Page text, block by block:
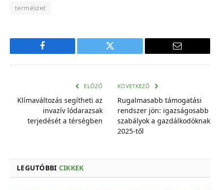
természet
Facebook Twitter
E-
ELŐZŐ
Klímaváltozás segítheti az
invazív lódarazsak
terjedését a térségben
KÖVETKEZŐ
Rugalmasabb támogatási
rendszer jön: igazságosabb
szabályok a gazdálkodóknak
2025-től
LEGUTÓBBI CIKKEK